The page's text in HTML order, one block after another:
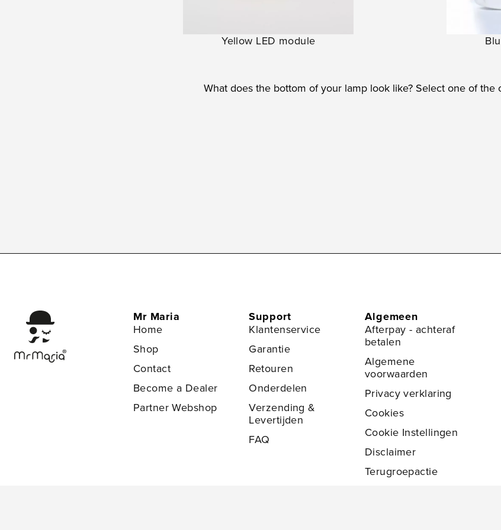
Yellow LED module
What does the bottom of your lamp look like? Select one of the
Mr Maria
Home
Shop
Contact
Become a Dealer
Partner Webshop
Support
Klantenservice
Garantie
Retouren
Onderdelen
Verzending &
Levertijden
FAQ
Algemeen
Afterpay - achteraf
betalen
Algemene
voorwaarden
Privacy verklaring
Cookies
Cookie Instellingen
Disclaimer
Terugroepactie